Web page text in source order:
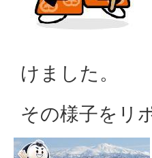
けました。
その様子をリ